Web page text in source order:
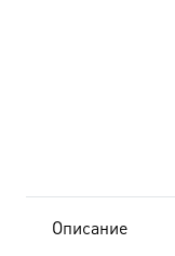
Описание